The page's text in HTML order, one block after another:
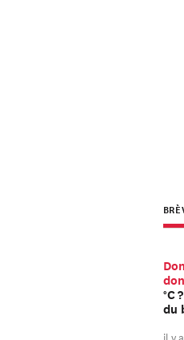
°C
du
il y